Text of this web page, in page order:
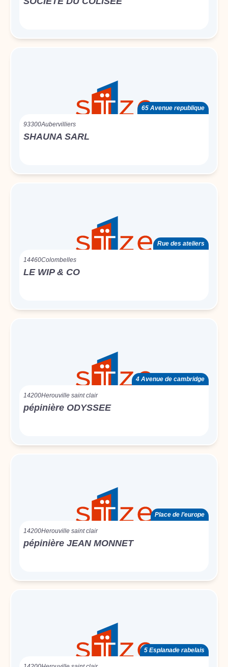
65 Avenue republique
93300Aubervilliers
SHAUNA SARL
Rue des ateliers
14460Colombelles
LE WIP & CO
4 Avenue de cambridge
14200Herouville saint clair
pépinière ODYSSEE
Place de l’europe
14200Herouville saint clair
pépinière JEAN MONNET
5 Esplanade rabelais